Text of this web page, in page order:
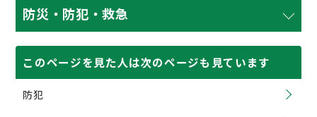
防災・防犯・救急
このページを見た人は次のページも見ています
防犯